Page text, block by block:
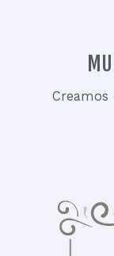
Creamos